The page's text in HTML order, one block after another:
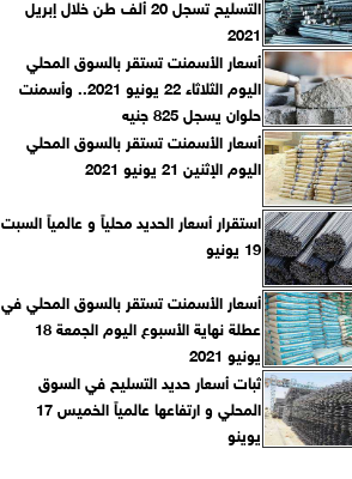
التسليح تسجل 20 ألف طن خلال إبريل
2021
أسعار الأسمنت تستقر بالسوق المحلي
اليوم الثلاثاء 22 يونيو 2021.. وأسمنت
حلوان يسجل 825 جنيه
أسعار الأسمنت تستقر بالسوق المحلي
اليوم الإثنين 21 يونيو 2021
استقرار أسعار الحديد محلياً و عالمياً السبت
19 يونيو
أسعار الأسمنت تستقر بالسوق المحلي في
عطلة نهاية الأسبوع اليوم الجمعة 18
يونيو 2021
ثبات أسعار حديد التسليح في السوق
المحلي و ارتفاعها عالمياً الخميس 17
يوينو